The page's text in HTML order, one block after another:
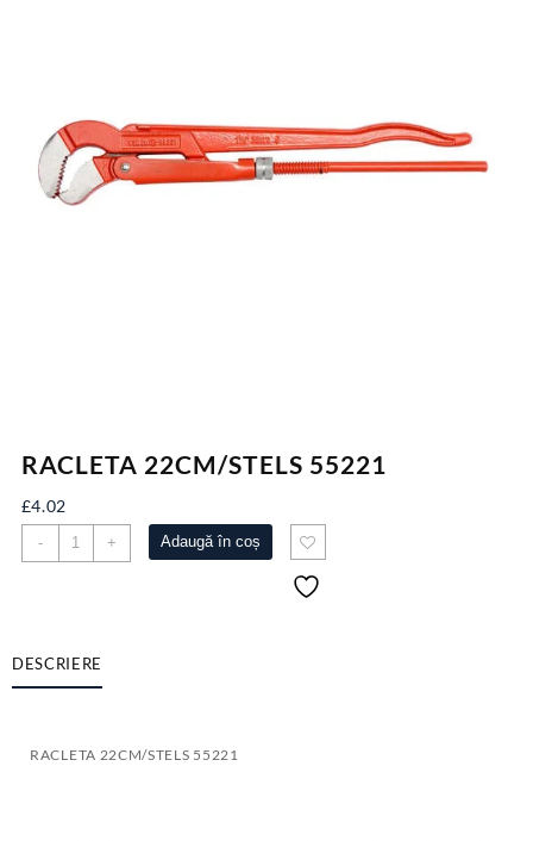
RACLETA 22CM/STELS 55221
£4.02
-
Cantitate
RACLETA
+ Adaugă în coș
DESCRIERE
RACLETA 22CM/STELS 55221